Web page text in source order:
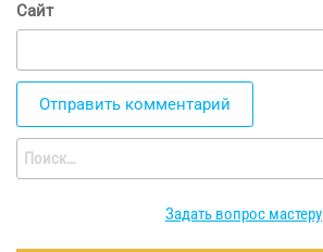
Сайт
Найти:
Задать вопрос мастеру